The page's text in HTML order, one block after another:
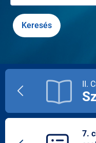
II.
7.